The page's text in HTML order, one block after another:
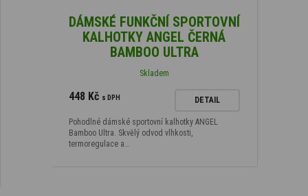
DÁMSKÉ FUNKČNÍ SPORTOVNÍ
KALHOTKY ANGEL ČERNÁ
BAMBOO ULTRA
Skladem
448 Kč s DPH DETAIL
Pohodlné dámské sportovní kalhotky ANGEL
Bamboo Ultra. Skvělý odvod vlhkosti,
termoregulace a…